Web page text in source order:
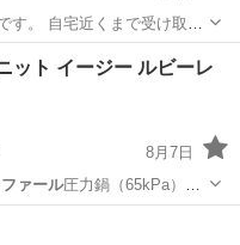
。 自宅近くまで受け取り
ッチン家電 ティファール
ト イージー ルビーレ
8月7日
ァール圧力鍋（65kPa）で